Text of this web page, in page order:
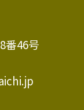
番46号